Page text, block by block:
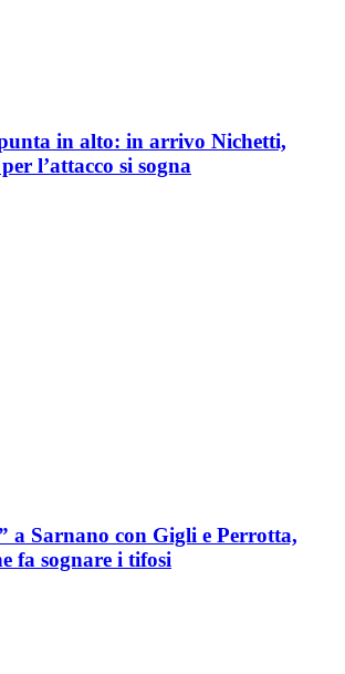
in alto: in arrivo Nichetti,
l’attacco si sogna
a Sarnano con Gigli e Perrotta,
fa sognare i tifosi